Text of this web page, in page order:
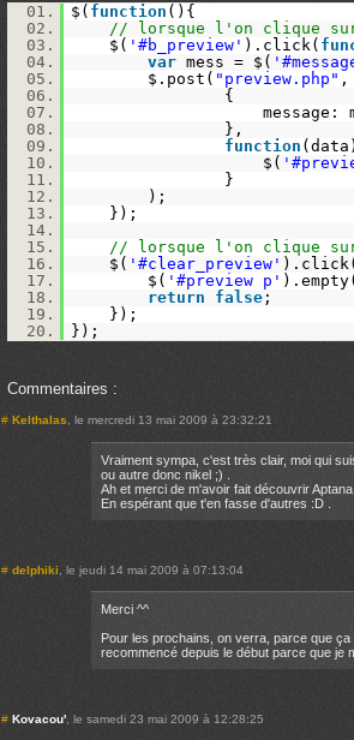
01.
$( function (){
02.
// lorsque l'on clique
03.
$( '#b_preview' ).click(
04.
var mess = $(
05.
$.post( "preview.php" ,
06.
{
07.
message:
08.
},
09.
function
10.
$(
11.
}
12.
);
13.
});
14.
15.
// lorsque l'on clique
16.
$( '#clear_preview'
17.
$( '#preview p'
18.
return false ;
19.
});
20.
});
Commentaires :
# Kelthalas, le mercredi 13 mai 2009 à 23:32:21
Vraiment sympa, c'est très clair, moi qui
ou autre donc nikel ;) .
Ah et merci de m'avoir fait découvrir
En espérant que t'en fasse d'autres :D .
# delphiki , le jeudi 14 mai 2009 à 07:13:04
Merci ^^
Pour les prochains, on verra, parce que
recommencé depuis le début parce que je
# Kovacou' , le samedi 23 mai 2009 à 12:28:25